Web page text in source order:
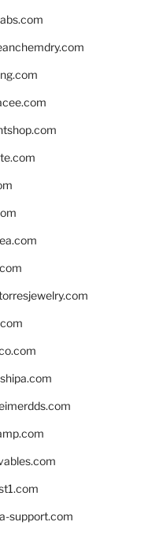
support.com